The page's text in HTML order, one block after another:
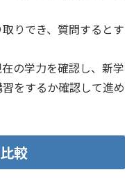
りでき、質問するとす
の学力を確認し、新学
をするか確認して進め
較